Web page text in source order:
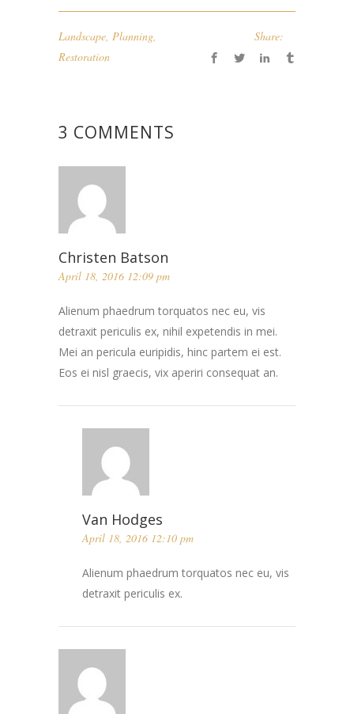
Landscape Planning
Restoration
Share:
3 COMMENTS
Christen Batson
April 18, 2016 12:09 pm
Alienum phaedrum torquatos nec eu, vis
detraxit periculis ex, nihil expetendis in mei.
Mei an pericula euripidis, hinc partem ei est.
Eos ei nisl graecis, vix aperiri consequat an.
Van Hodges
April 18, 2016 12:10 pm
Alienum phaedrum torquatos nec eu, vis
detraxit periculis ex.